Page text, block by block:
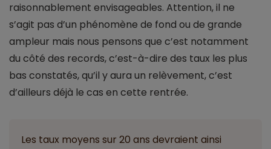
raisonnablement envisageables. Attention, il ne
s’agit pas d’un phénomène de fond ou de grande
ampleur mais nous pensons que c’est notamment
du côté des records, c’est-à-dire des taux les plus
bas constatés, qu’il y aura un relèvement, c’est
d’ailleurs déjà le cas en cette rentrée.
Les taux moyens sur 20 ans devraient ainsi